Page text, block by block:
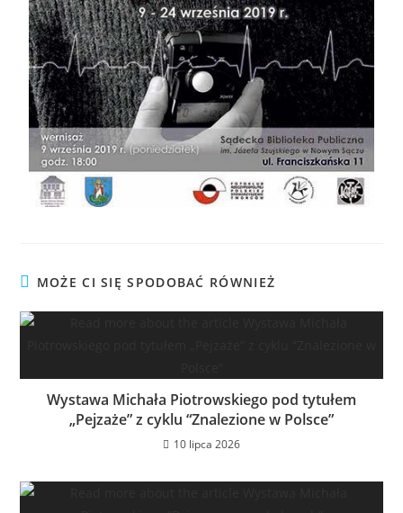
MOŻE CI SIĘ SPODOBAĆ RÓWNIEŻ
Wystawa Michała Piotrowskiego pod tytułem
„Pejzaże” z cyklu “Znalezione w Polsce”
10 lipca 2026